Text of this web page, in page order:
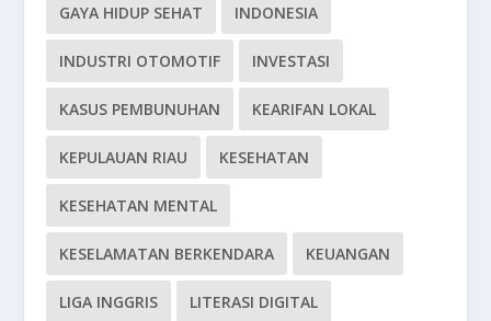
GAYA HIDUP SEHAT INDONESIA
INDUSTRI OTOMOTIF INVESTASI
KASUS PEMBUNUHAN KEARIFAN LOKAL
KEPULAUAN RIAU KESEHATAN
KESEHATAN MENTAL
KESELAMATAN BERKENDARA KEUANGAN
LIGA INGGRIS LITERASI DIGITAL